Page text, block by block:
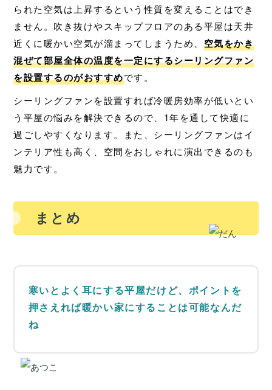
られた空気は上昇するという性質を変えることはでき
ません。吹き抜けやスキップフロアのある平屋は天井
近くに暖かい空気が溜まってしまうため、 空気をかき
混ぜて部屋全体の温度を一定にするシーリングファン
を設置するのがおすすめです。
シーリングファンを設置すれば冷暖房効率が低いとい
う平屋の悩みを解決できるので、1年を通して快適に
過ごしやすくなります。また、シーリングファンはイ
ンテリア性も高く、空間をおしゃれに演出できるのも
魅力です。
まとめ
寒いとよく耳にする平屋だけど、 ポイントを
押さえれば暖かい家にすることは可能なんだ
ね